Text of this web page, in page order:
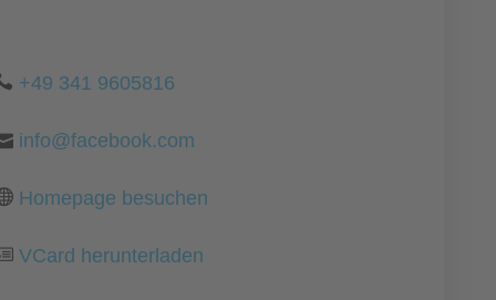
+49 341 9605816
info@facebook.com
Homepage besuchen
VCard herunterladen